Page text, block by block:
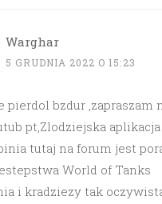
Warghar
5 GRUDNIA 2022 O 15:23
pierdol bzdur ,zapraszam
pt,Zlodziejska
tutaj na forum jest
World of Tanks
i kradziezy tak